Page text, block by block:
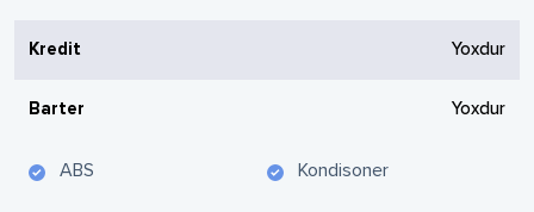
Kredit Yoxdur
Barter Yoxdur
ABS Kondisoner